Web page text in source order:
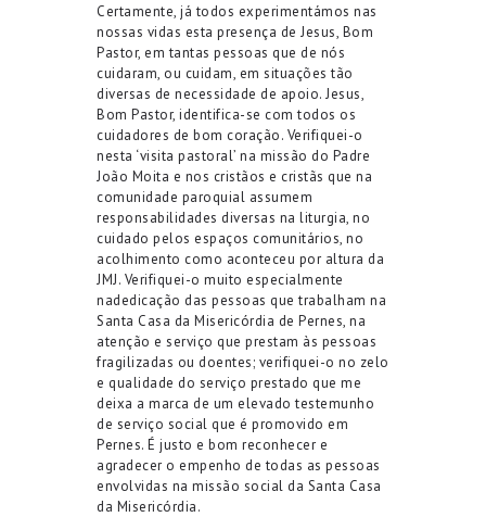
Certamente, játodos experimentámos nas
nossas vidas esta presença de Jesus, Bom
Pastor, em tantas pessoas que de nós
cuidaram, ou cuidam, em situações tão
diversas de necessidade de apoio. Jesus,
Bom Pastor, identifica-se com todos os
cuidadores de bom coração. Verifiquei-o
nesta ‘visita pastoral’ na missão do Padre
João Moita e nos cristãos e cristãs que na
comunidade paroquial assumem
responsabilidades diversas na liturgia, no
cuidado pelos espaços comunitários, no
acolhimento como aconteceu por altura da
JMJ. Verifiquei-o muito especialmente
nadedicação das pessoas que trabalham na
Santa Casa da Misericórdia de Pernes, na
atenção e serviço que prestam às pessoas
fragilizadas ou doentes; verifiquei-o no zelo
e qualidade do serviço prestado que me
deixa a marca de um elevado testemunho
de serviço social que é promovido em
Pernes. É justo e bom reconhecer e
agradecer o empenho de todas as pessoas
envolvidas na missão social da Santa Casa
da Misericórdia.